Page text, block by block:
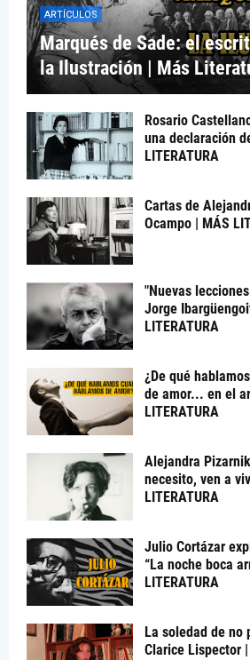
ARTÍCULOS
Marqués de Sade: el
la Ilustración | Más
Rosario
una declaración
LITERATURA
Cartas de
Ocampo | MÁS
"Nuevas
Jorge
LITERATURA
¿De qué
de amor... en el
LITERATURA
Alejandra
necesito, ven a
LITERATURA
Julio Cortázar
“La noche boca
LITERATURA
La soledad de no
Clarice Lispector |